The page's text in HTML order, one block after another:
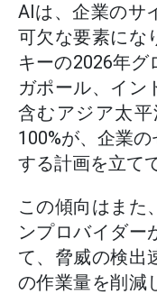
AIは、企業のサ
可欠な要素にな
キーの2026年
ガポール、イン
含むアジア太
100%が、企業
する計画を立て
この傾向はまた
ンプロバイダー
て、脅威の検出
の作業量を削減